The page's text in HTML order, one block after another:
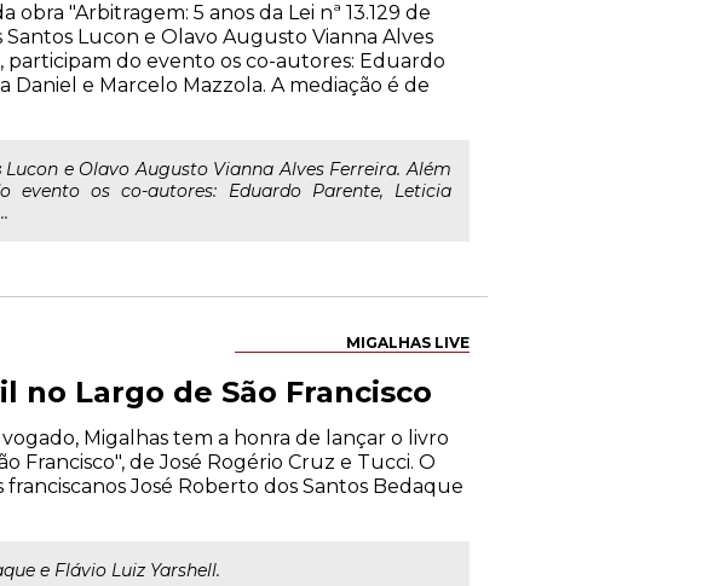
"Arbitragem: 5 anos da Lei nª 13.129 de
Lucon e Olavo Augusto Vianna Alves
participam do evento os co-autores: Eduardo
Daniel e Marcelo Mazzola. A mediação é de
Lucon e Olavo Augusto Vianna Alves Ferreira. Além
os co-autores: Eduardo Parente, Leticia
MIGALHAS LIVE
no Largo de São Francisco
Migalhas tem a honra de lançar o livro
Francisco", de José Rogério Cruz e Tucci. O
José Roberto dos Santos Bedaque
e Flávio Luiz Yarshell.